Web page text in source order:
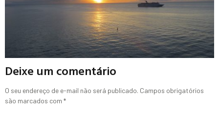
Deixe um comentário
O seu endereço de e-mail não será publicado. Campos obrigatórios
são marcados com *